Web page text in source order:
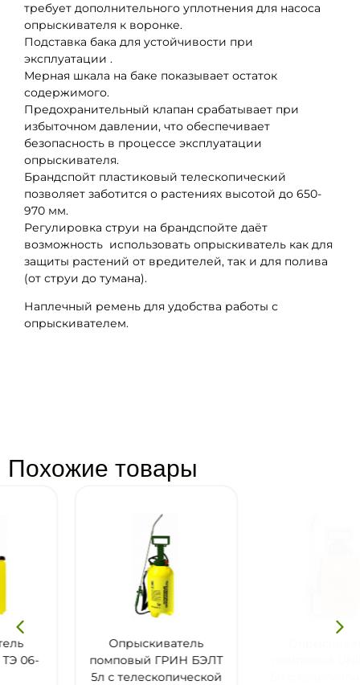
требует дополнительного уплотнения для насоса
опрыскивателя к воронке.
Подставка бака для устойчивости при
эксплуатации .
Мерная шкала на баке показывает остаток
содержимого.
Предохранительный клапан срабатывает при
избыточном давлении, что обеспечивает
безопасность в процессе эксплуатации
опрыскивателя.
Брандспойт пластиковый телескопический
позволяет заботится о растениях высотой до 650-
970 мм.
Регулировка струи на брандспойте даёт
возможность использовать опрыскиватель как для
защиты растений от вредителей, так и для полива
(от струи до тумана).
Наплечный ремень для удобства работы с
опрыскивателем.
Похожие товары
Опрыскиватель
помповый ГРИН БЭЛТ
5л с телескопической
помповый UNITRAUM
5л с телескопической